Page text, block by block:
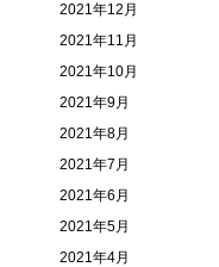
2021年12月
2021年11月
2021年10月
2021年9月
2021年8月
2021年7月
2021年6月
2021年5月
2021年4月